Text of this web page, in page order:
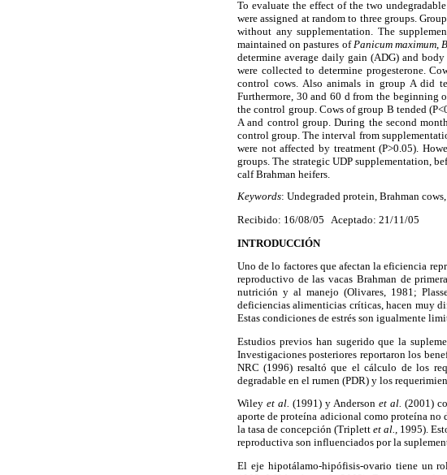
To evaluate the effect of the two
were assigned at random to three groups.
without any supplementation. The
maintained on pastures of Panicum maximum,
determine average daily gain (ADG) and
were collected to determine progesterone.
control cows. Also animals in group A did
Furthermore, 30 and 60 d from the beginning
the control group. Cows of group B tended
A and control group. During the second
control group. The interval from
were not affected by treatment (P>0.05).
groups. The strategic UDP supplementation,
calf Brahman heifers.
Keywords: Undegraded protein, Brahman
Recibido: 16/08/05 Aceptado: 21/11/05
INTRODUCCIÓN
Uno de lo factores que afectan la eficiencia
reproductivo de las vacas Brahman de
nutrición y al manejo (Olivares, 1981;
deficiencias alimenticias críticas, hacen muy
Estas condiciones de estrés son igualmente
Estudios previos han sugerido que la
Investigaciones posteriores reportaron los
NRC (1996) resaltó que el cálculo de los
degradable en el rumen (PDR) y los
Wileyet al. (1991) y Andersonet al.(2001)
aporte de proteína adicional como proteína no
la tasa de concepción (Triplettet al., 1995).
reproductiva son influenciados por la
El eje hipotálamo-hipófisis-ovario tiene un